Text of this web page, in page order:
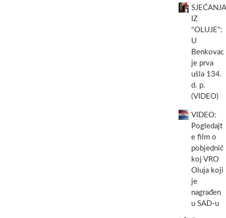
SJEĆANJA
IZ
"OLUJE":
U
Benkovac
je prva
ušla 134.
d. p.
(VIDEO)
VIDEO:
Pogledajt
e film o
pobjednič
koj VRO
Oluja koji
je
nagrađen
u SAD-u